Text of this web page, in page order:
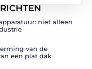
niet alleen
van de
een plat dak